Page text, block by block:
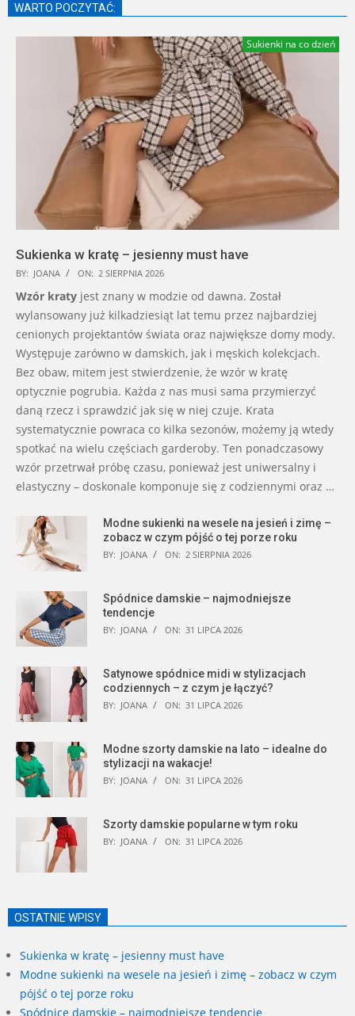
WARTO POCZYTAĆ:
Sukienki na co dzień
Sukienka w kratę – jesienny must have
BY: JOANA ON: 2 SIERPNIA 2026
Wzór kraty jest znany w modzie od dawna. Został
wylansowany już kilkadziesiąt lat temu przez najbardziej
cenionych projektantów świata oraz największe domy mody.
Występuje zarówno w damskich, jak i męskich kolekcjach.
Bez obaw, mitem jest stwierdzenie, że wzór w kratę
optycznie pogrubia. Każda z nas musi sama przymierzyć
daną rzecz i sprawdzić jak się w niej czuje. Krata
systematycznie powraca co kilka sezonów, możemy ją wtedy
spotkać na wielu częściach garderoby. Ten ponadczasowy
wzór przetrwał próbę czasu, ponieważ jest uniwersalny i
elastyczny – doskonale komponuje się z codziennymi oraz …
Modne sukienki na wesele na jesień i zimę –
zobacz w czym pójść o tej porze roku
BY: JOANA ON: 2 SIERPNIA 2026
Spódnice damskie – najmodniejsze
tendencje
BY: JOANA ON: 31 LIPCA 2026
Satynowe spódnice midi w stylizacjach
codziennych – z czym je łączyć?
BY: JOANA ON: 31 LIPCA 2026
Modne szorty damskie na lato – idealne do
stylizacji na wakacje!
BY: JOANA ON: 31 LIPCA 2026
Szorty damskie popularne w tym roku
BY: JOANA ON: 31 LIPCA 2026
OSTATNIE WPISY
Sukienka w kratę – jesienny must have
Modne sukienki na wesele na jesień i zimę – zobacz w czym
pójść o tej porze roku
Spódnice damskie – najmodniejsze tendencje